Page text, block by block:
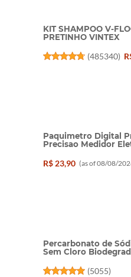
KIT SHAMPOO V-
PRETINHO VINTEX
(485340)
Paquimetro Digital
Precisao Medidor
R$ 23,90 (as of 08/08/
Percarbonato de
Sem Cloro
(5055)